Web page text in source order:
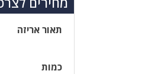
תאור אריזה
כמות